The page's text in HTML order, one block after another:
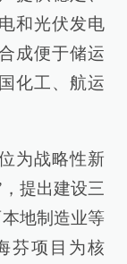
和光伏发电
成便于储运
化工、航运
为战略性新
提出建设三
地制造业等
芬项目为核